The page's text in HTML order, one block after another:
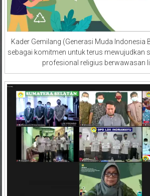
Kader Gemilang (Generasi Muda Indonesia
sebagai komitmen untuk terus mewujudkan
profesional religius berwawasan